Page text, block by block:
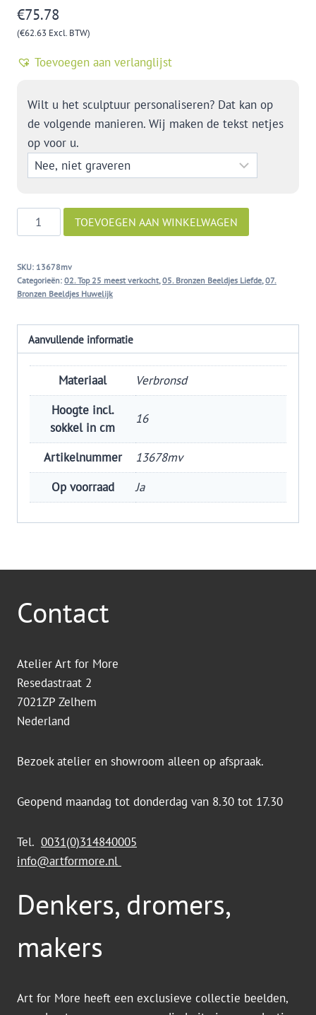
€75.78
(€62.63 Excl. BTW)
Toevoegen aan verlanglijst
Wilt u het sculptuur personaliseren? Dat kan op
de volgende manieren. Wij maken de tekst netjes
op voor u.
Hart
voor
aantal
TOEVOEGEN AAN WINKELWAGEN
SKU: 13678mv
Categorieën: 02. Top 25 meest verkocht,05. Bronzen Beeldjes Liefde,07.
Bronzen Beeldjes Huwelijk
Aanvullende informatie
Materiaal
Verbronsd
Hoogte incl.
sokkel in cm
16
Artikelnummer
13678mv
Op voorraad
Ja
Contact
Atelier Art for More
Resedastraat 2
7021ZP Zelhem
Nederland
Bezoek atelier en showroom alleen op afspraak.
Geopend maandag tot donderdag van 8.30 tot 17.30
Tel. 0031(0)314840005
info@artformore.nl
Denkers, dromers,
makers
Art for More heeft een exclusieve collectie beelden,